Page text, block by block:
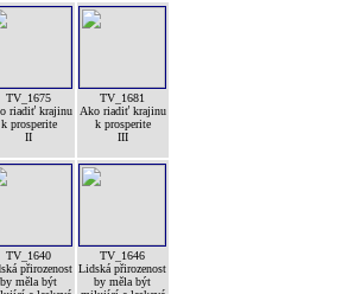
TV_1675
riadiť krajinu
k prosperite
II
TV_1681
Ako riadiť krajinu
k prosperite
III
TV_1640
přirozenost
by měla být
TV_1646
Lidská přirozenost
by měla být